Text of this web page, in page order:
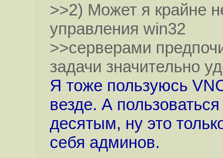
>>2) Может я крайне
управления win32
>>серверами
задачи значительно
Я тоже пользуюсь
везде. А
десятым, ну это
себя админов.